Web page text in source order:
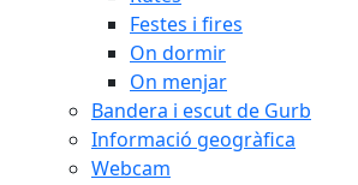
Festes i fires
On dormir
On menjar
Bandera i escut de Gurb
Informació geogràfica
Webcam